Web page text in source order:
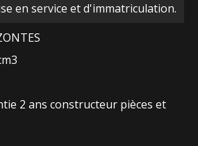
en service et d'immatriculation.
2 ans constructeur pièces et